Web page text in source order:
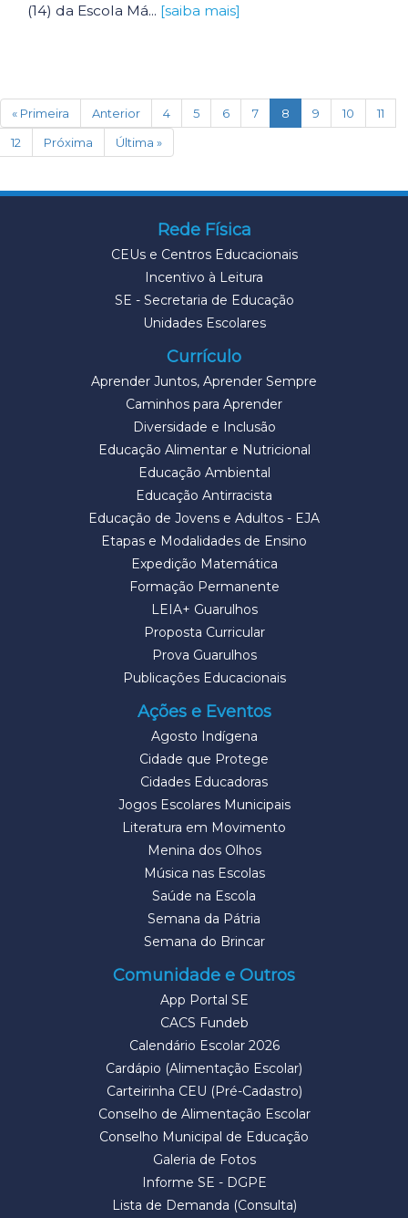
(14) da Escola Má... [saiba mais]
« Primeira Anterior 4 5 6 7 8 (current)
9 10
11
12
Próxima Última »
Rede Física
CEUs e Centros Educacionais
Incentivo à Leitura
SE - Secretaria de Educação
Unidades Escolares
Currículo
Aprender Juntos, Aprender Sempre
Caminhos para Aprender
Diversidade e Inclusão
Educação Alimentar e Nutricional
Educação Ambiental
Educação Antirracista
Educação de Jovens e Adultos - EJA
Etapas e Modalidades de Ensino
Expedição Matemática
Formação Permanente
LEIA+ Guarulhos
Proposta Curricular
Prova Guarulhos
Publicações Educacionais
Ações e Eventos
Agosto Indígena
Cidade que Protege
Cidades Educadoras
Jogos Escolares Municipais
Literatura em Movimento
Menina dos Olhos
Música nas Escolas
Saúde na Escola
Semana da Pátria
Semana do Brincar
Comunidade e Outros
App Portal SE
CACS Fundeb
Calendário Escolar 2026
Cardápio (Alimentação Escolar)
Carteirinha CEU (Pré-Cadastro)
Conselho de Alimentação Escolar
Conselho Municipal de Educação
Galeria de Fotos
Informe SE - DGPE
Lista de Demanda (Consulta)